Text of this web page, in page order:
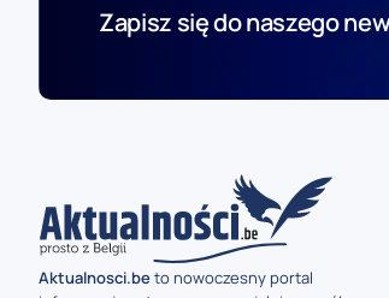
Zapisz się do naszego
Aktualnosci.beto nowoczesny portal